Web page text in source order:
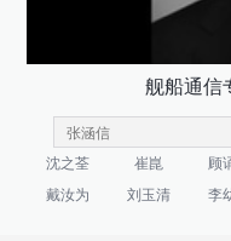
舰船通信
沈之荃 崔崑 顾
戴汝为
刘玉清 李